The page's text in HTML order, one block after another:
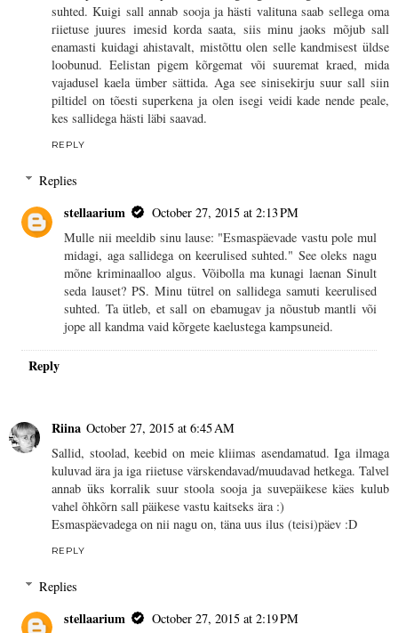
suhted. Kuigi sall annab sooja ja hästi valituna saab sellega oma
riietuse juures imesid korda saata, siis minu jaoks mõjub sall
enamasti kuidagi ahistavalt, mistõttu olen selle kandmisest üldse
loobunud. Eelistan pigem kõrgemat või suuremat kraed, mida
vajadusel kaela ümber sättida. Aga see sinisekirju suur sall siin
piltidel on tõesti superkena ja olen isegi veidi kade nende peale,
kes sallidega hästi läbi saavad.
REPLY
Replies
stellaarium
October 27, 2015 at 2:13 PM
Mulle nii meeldib sinu lause: "Esmaspäevade vastu pole mul
midagi, aga sallidega on keerulised suhted." See oleks nagu
mõne kriminaalloo algus. Võibolla ma kunagi laenan Sinult
seda lauset? PS. Minu tütrel on sallidega samuti keerulised
suhted. Ta ütleb, et sall on ebamugav ja nõustub mantli või
jope all kandma vaid kõrgete kaelustega kampsuneid.
Reply
Riina October 27, 2015 at 6:45 AM
Sallid, stoolad, keebid on meie kliimas asendamatud. Iga ilmaga
kuluvad ära ja iga riietuse värskendavad/muudavad hetkega. Talvel
annab üks korralik suur stoola sooja ja suvepäikese käes kulub
vahel õhkõrn sall päikese vastu kaitseks ära :)
Esmaspäevadega on nii nagu on, täna uus ilus (teisi)päev :D
REPLY
Replies
stellaarium
October 27, 2015 at 2:19 PM